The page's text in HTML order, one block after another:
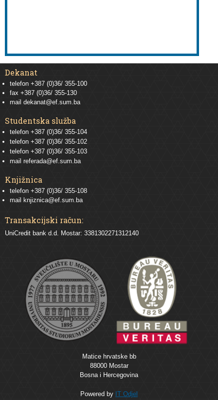
Dekanat
telefon +387 (0)36/ 355-100
fax +387 (0)36/ 355-130
mail dekanat@ef.sum.ba
Studentska služba
telefon +387 (0)36/ 355-104
telefon +387 (0)36/ 355-102
telefon +387 (0)36/ 355-103
mail referada@ef.sum.ba
Knjižnica
telefon +387 (0)36/ 355-108
mail
knjiznica@ef.sum.ba
Transakcijski račun:
UniCredit bank d.d. Mostar: 3381302271312140
Matice hrvatske bb
88000 Mostar
Bosna i Hercegovina
Powered by IT Odjel